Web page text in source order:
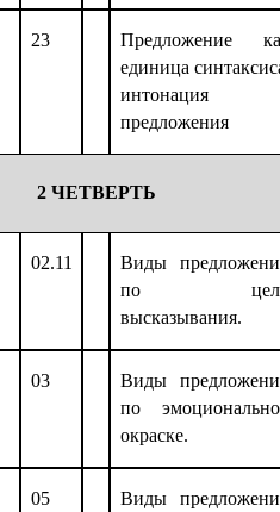
23
Предложение
единица
интонация
предложения
2 ЧЕТВЕРТЬ
02.11
Виды
по
высказывания.
03
Виды
по
окраске.
05
Виды